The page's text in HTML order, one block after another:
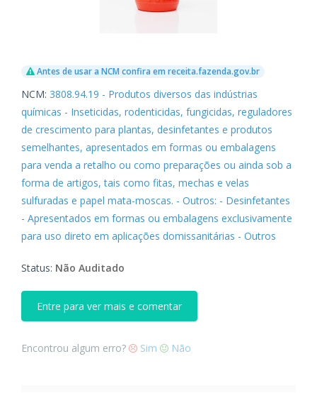
Antes de usar a NCM confira em receita.fazenda.gov.br
NCM: 3808.94.19 - Produtos diversos das indústrias
químicas - Inseticidas, rodenticidas, fungicidas, reguladores
de crescimento para plantas, desinfetantes e produtos
semelhantes, apresentados em formas ou embalagens
para venda a retalho ou como preparações ou ainda sob a
forma de artigos, tais como fitas, mechas e velas
sulfuradas e papel mata-moscas. - Outros: - Desinfetantes
- Apresentados em formas ou embalagens exclusivamente
para uso direto em aplicações domissanitárias - Outros
Status: Não Auditado
Entre para ver mais e comentar
Encontrou algum erro? Sim Não